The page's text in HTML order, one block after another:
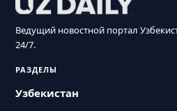
Ведущий новостной портал
24/7.
РАЗДЕЛЫ
Узбекистан